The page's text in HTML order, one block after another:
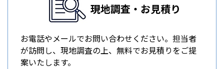
現地調査・お見積り
お電話やメールでお問い合わせください。担当者
が訪問し、現地調査の上、無料でお見積りをご提
案いたします。